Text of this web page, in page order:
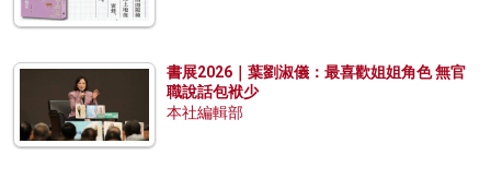
書展2026｜葉劉淑儀：最喜歡姐姐角色 無官
職說話包袱少
本社編輯部